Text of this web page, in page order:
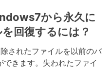
から永久に
回復するには？
されたファイルを以前のバ
きます。失われたファイ